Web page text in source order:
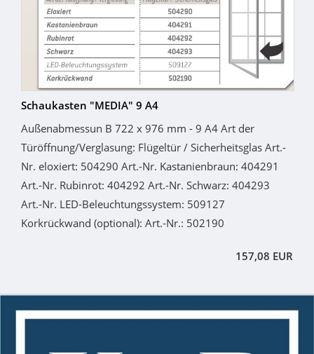
Schaukasten "MEDIA" 9 A4
Außenabmessun B 722 x 976 mm - 9 A4 Art der
Türöffnung/Verglasung: Flügeltür / Sicherheitsglas Art.-
Nr. eloxiert: 504290 Art.-Nr. Kastanienbraun: 404291
Art.-Nr. Rubinrot: 404292 Art.-Nr. Schwarz: 404293
Art.-Nr. LED-Beleuchtungssystem: 509127
Korkrückwand (optional): Art.-Nr.: 502190
157,08 EUR